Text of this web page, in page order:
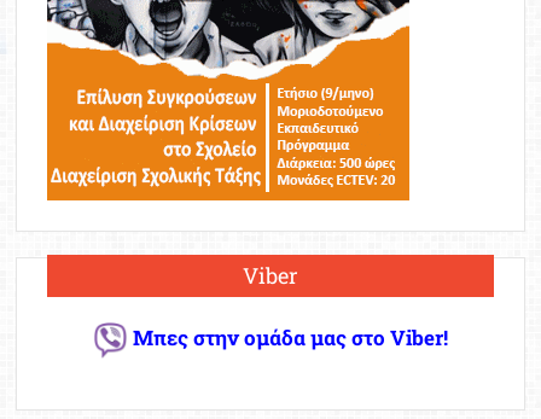
Viber
Μπες στην ομάδα μας στο Viber!